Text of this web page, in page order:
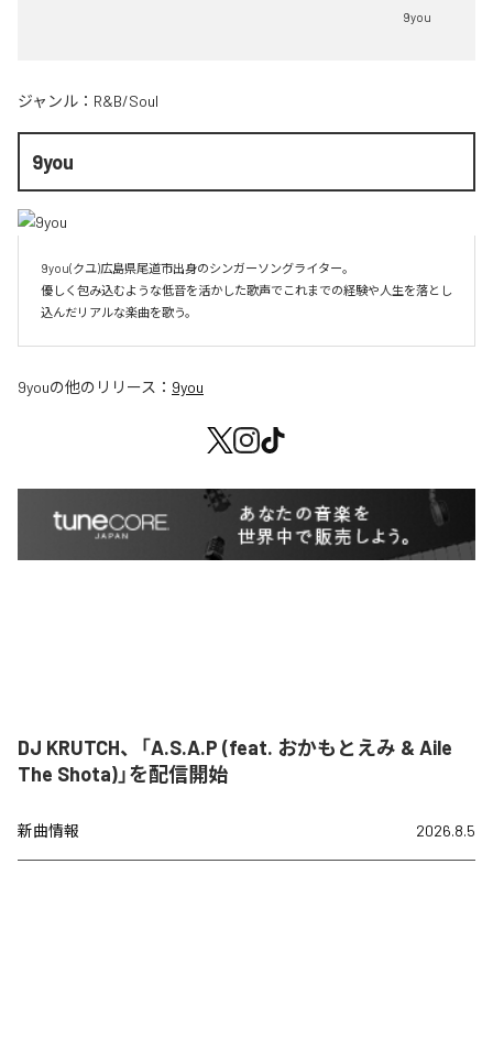
9you
ジャンル： R&B/Soul
9you
9you(クユ)広島県尾道市出身のシンガーソングライター。
優しく包み込むような低音を活かした歌声でこれまでの経験や人生を落とし
込んだリアルな楽曲を歌う。
9youの他のリリース： 9you
DJ KRUTCH、「A.S.A.P (feat. おかもとえみ & Aile
The Shota)」を配信開始
新曲情報 2026.8.5